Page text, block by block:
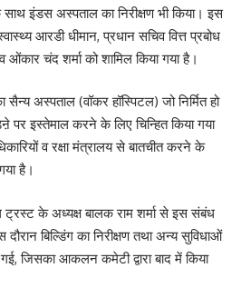
इंडस अस्पताल का निरीक्षण भी किया। इस
आरडी धीमान, प्रधान सचिव वित्त प्रबोध
चंद शर्मा को शामिल किया गया है।
सैन्य अस्पताल (वॉकर हॉस्पिटल) जो निर्मित हो
पर इस्तेमाल करने के लिए चिन्हित किया गया
व रक्षा मंत्रालय से बातचीत करने के
है।
ट्रस्ट के अध्यक्ष बालक राम शर्मा से इस संबंध
बिल्डिंग का निरीक्षण तथा अन्य सुविधाओं
जिसका आकलन कमेटी द्वारा बाद में किया